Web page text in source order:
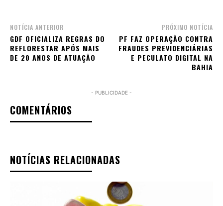
NOTÍCIA ANTERIOR
GDF OFICIALIZA REGRAS DO
REFLORESTAR APÓS MAIS
DE 20 ANOS DE ATUAÇÃO
PRÓXIMO NOTÍCIA
PF FAZ OPERAÇÃO CONTRA
FRAUDES PREVIDENCIÁRIAS
E PECULATO DIGITAL NA
BAHIA
- PUBLICIDADE -
COMENTÁRIOS
NOTÍCIAS RELACIONADAS